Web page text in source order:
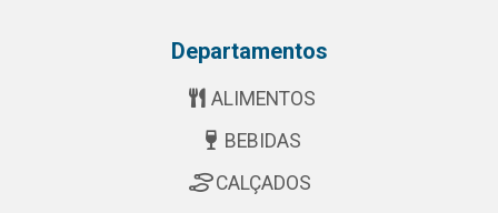
Departamentos
ALIMENTOS
BEBIDAS
CALÇADOS